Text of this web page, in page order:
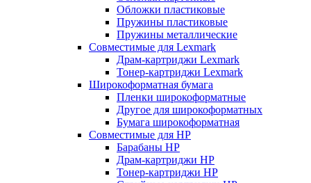
Обложки пластиковые
Пружины пластиковые
Пружины металлические
Совместимые для Lexmark
Драм-картриджи Lexmark
Тонер-картриджи Lexmark
Широкоформатная бумага
Пленки широкоформатные
Другое для широкоформатных
Бумага широкоформатная
Совместимые для HP
Барабаны HP
Драм-картриджи HP
Тонер-картриджи HP